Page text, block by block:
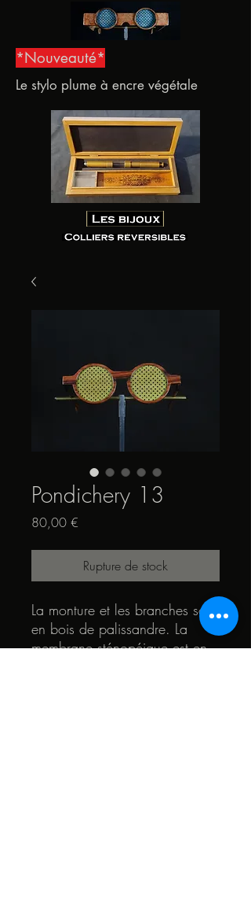
*Nouveauté*
Le stylo plume à encre végétale
Pondichery 13
80,00 €
Rupture de stock
La monture et les branches sont
en bois de palissandre. La
membrane sténopéique est en